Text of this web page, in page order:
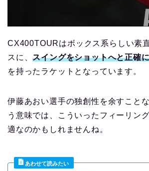
CX400TOURはボックス系らしい素
スに、スイングをショットへと正確
を持ったラケットとなっています。
伊藤あおい選手の独創性を余すこと
う意味では、こういったフィーリン
適なのかもしれませんね。